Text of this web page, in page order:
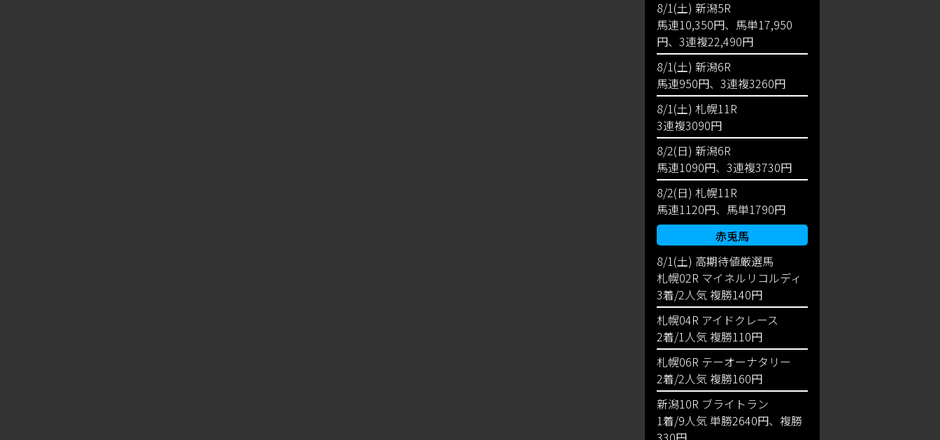
8/1(土) 新潟5R
馬連10,350円、馬単17,950
円、3連複22,490円
8/1(土) 新潟6R
馬連950円、3連複3260円
8/1(土) 札幌11R
3連複3090円
8/2(日) 新潟6R
馬連1090円、3連複3730円
8/2(日) 札幌11R
馬連1120円、馬単1790円
赤兎馬
8/1(土) 高期待値厳選馬
札幌02R マイネルリコルディ
3着/2人気 複勝140円
札幌04R アイドクレース
2着/1人気 複勝110円
札幌06R テーオーナタリー
2着/2人気 複勝160円
新潟10R ブライトラン
1着/9人気 単勝2640円、複勝